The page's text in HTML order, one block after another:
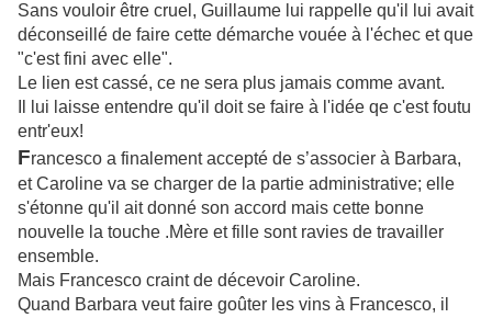
Sans vouloir être cruel, Guillaume lui rappelle qu'il lui avait
déconseillé de faire cette démarche vouée à l'échec et que
"c'est fini avec elle".
Le lien est cassé, ce ne sera plus jamais comme avant.
Il lui laisse entendre qu'il doit se faire à l'idée qe c'est foutu
entr'eux!
Francesco a finalement accepté de s’associer à Barbara,
et Caroline va se charger de la partie administrative; elle
s'étonne qu'il ait donné son accord mais cette bonne
nouvelle la touche .Mère et fille sont ravies de travailler
ensemble.
Mais Francesco craint de décevoir Caroline.
Quand Barbara veut faire goûter les vins à Francesco, il